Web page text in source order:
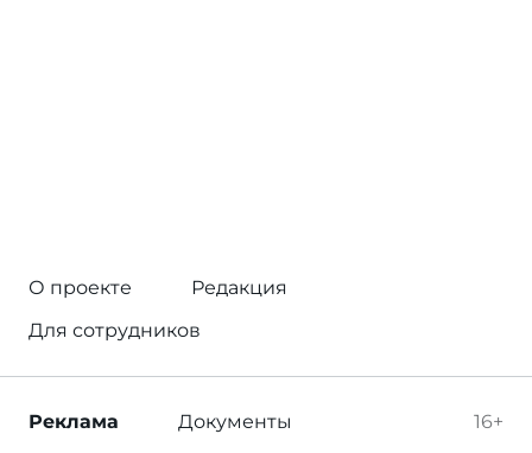
О проекте
Редакция
Для сотрудников
16+
Реклама Документы